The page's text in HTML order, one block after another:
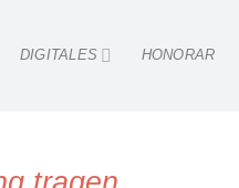
DIGITALES HONORAR